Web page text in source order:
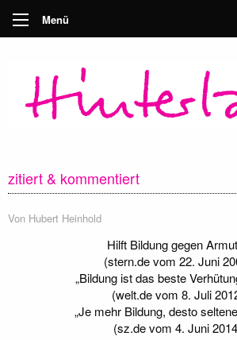
Menü
zitiert & kommentiert
Von Hubert Heinhold
Hilft Bildung gegen
(stern.de vom 22. Juni
„Bildung ist das beste
(welt.de vom 8. Juli
„Je mehr Bildung, desto
(sz.de vom 4. Juni